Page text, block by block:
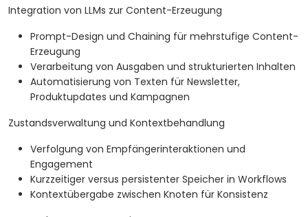
Integration von LLMs zur Content-Erzeugung
Prompt-Design und Chaining für mehrstufige Content-
Erzeugung
Verarbeitung von Ausgaben und strukturierten Inhalten
Automatisierung von Texten für Newsletter,
Produktupdates und Kampagnen
Zustandsverwaltung und Kontextbehandlung
Verfolgung von Empfängerinteraktionen und
Engagement
Kurzzeitiger versus persistenter Speicher in Workflows
Kontextübergabe zwischen Knoten für Konsistenz